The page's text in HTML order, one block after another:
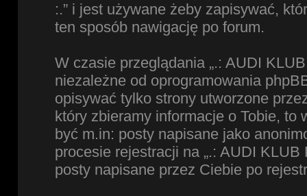
:.” i jest używane żeby zapisywać,
ten sposób nawigację po forum.
W czasie przeglądania „.: AUDI
niezależne od oprogramowania
opisywać tylko strony utworzone
który zbieramy informacje o Tobie, to
być m.in: posty napisane jako
procesie rejestracji na „.: AUDI KLUB
posty napisane przez Ciebie po